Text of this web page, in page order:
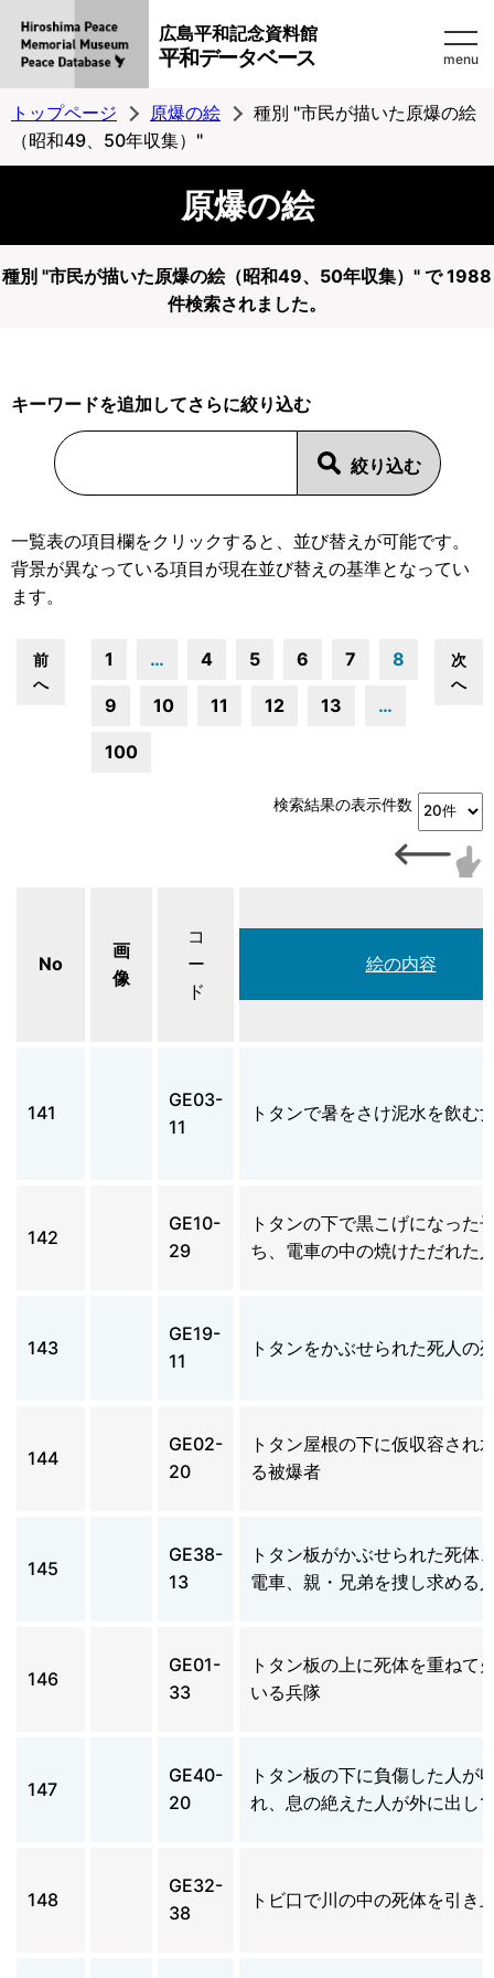
広島平和記念資料館
平和データベース menu
トップページ 原爆の絵
種別 "市民が描いた原爆の絵
（昭和49、50年収集）"
原爆の絵
種別 "市民が描いた原爆の絵（昭和49、50年収集）" で 1988
件検索されました。
キーワードを追加してさらに絞り込む
一覧表の項目欄をクリックすると、並び替えが可能です。
背景が異なっている項目が現在並び替えの基準となってい
ます。
前
へ
1 … 4 5 6 7 8
9 10 11 12 13 …
100
次
へ
検索結果の表示件数
No
画
像
コ
ー
ド
絵の内容
141
GE03-
11
トタンで暑をさけ泥水を飲む
142
GE10-
29
トタンの下で黒こげになった
ち、電車の中の焼けただれた
143
GE19-
11
トタンをかぶせられた死人の
144
GE02-
20
トタン屋根の下に仮収容され
る被爆者
145
GE38-
13
トタン板がかぶせられた死体
電車、親・兄弟を捜し求める
146
GE01-
33
トタン板の上に死体を重ねて
いる兵隊
147
GE40-
20
トタン板の下に負傷した人が
れ、息の絶えた人が外に出し
148
GE32-
38
トビ口で川の中の死体を引き